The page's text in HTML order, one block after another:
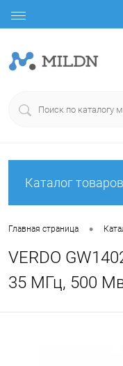
Каталог товаров
Главная страница •
VERDO
35 МГц, 500